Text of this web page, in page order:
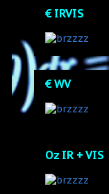
€ IRVIS
€ WV
Oz IR + VIS